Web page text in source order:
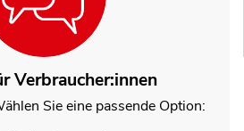
Verbraucher:innen
Sie eine passende Option: